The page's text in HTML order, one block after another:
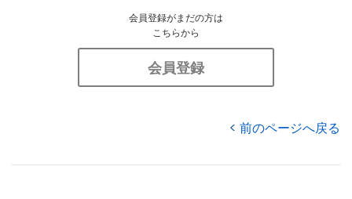
会員登録がまだの方は
こちらから
会員登録
前のページへ戻る